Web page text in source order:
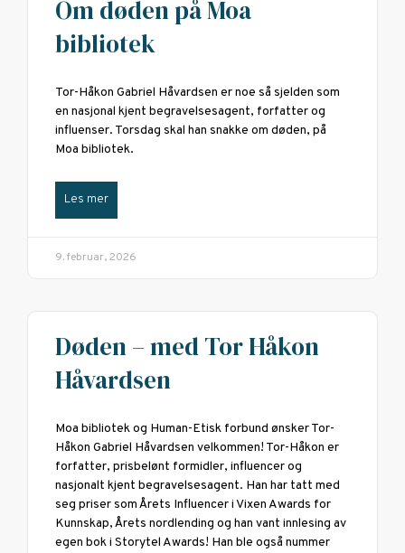
Om døden på Moa
bibliotek
Tor-Håkon Gabriel Håvardsen er noe så sjelden som
en nasjonal kjent begravelsesagent, forfatter og
influenser. Torsdag skal han snakke om døden, på
Moa bibliotek.
Les mer
9. februar, 2026
Døden – med Tor Håkon
Håvardsen
Moa bibliotek og Human-Etisk forbund ønsker Tor-
Håkon Gabriel Håvardsen velkommen! Tor-Håkon er
forfatter, prisbelønt formidler, influencer og
nasjonalt kjent begravelsesagent. Han har tatt med
seg priser som Årets Influencer i Vixen Awards for
Kunnskap, Årets nordlending og han vant innlesing av
egen bok i Storytel Awards! Han ble også nummer